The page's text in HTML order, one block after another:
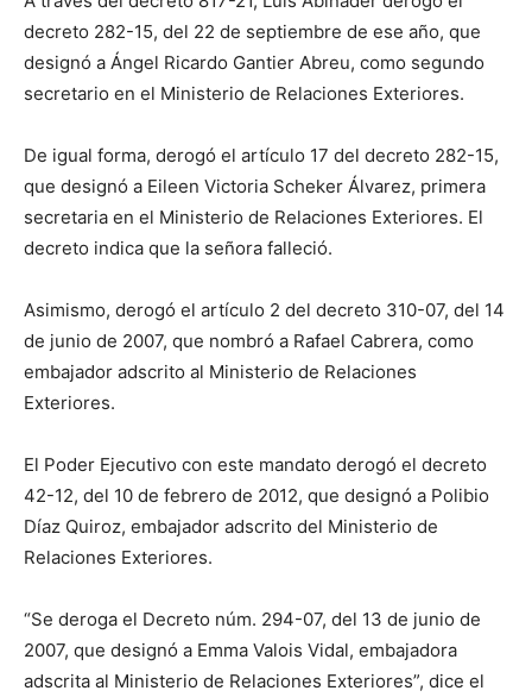
decreto 282-15, del 22 de septiembre de ese año, que
designó a Ángel Ricardo Gantier Abreu, como segundo
secretario en el Ministerio de Relaciones Exteriores.
De igual forma, derogó el artículo 17 del decreto 282-15,
que designó a Eileen Victoria Scheker Álvarez, primera
secretaria en el Ministerio de Relaciones Exteriores. El
decreto indica que la señora falleció.
Asimismo, derogó el artículo 2 del decreto 310-07, del 14
de junio de 2007, que nombró a Rafael Cabrera, como
embajador adscrito al Ministerio de Relaciones
Exteriores.
El Poder Ejecutivo con este mandato derogó el decreto
42-12, del 10 de febrero de 2012, que designó a Polibio
Díaz Quiroz, embajador adscrito del Ministerio de
Relaciones Exteriores.
“Se deroga el Decreto núm. 294-07, del 13 de junio de
2007, que designó a Emma Valois Vidal, embajadora
adscrita al Ministerio de Relaciones Exteriores”, dice el